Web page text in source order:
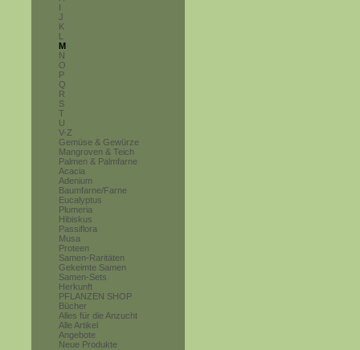
I
J
K
L
M
N
O
P
Q
R
S
T
U
V-Z
Gemüse & Gewürze
Mangroven & Teich
Palmen & Palmfarne
Acacia
Adenium
Baumfarne/Farne
Eucalyptus
Plumeria
Hibiskus
Passiflora
Musa
Proteen
Samen-Raritäten
Gekeimte Samen
Samen-Sets
Herkunft
PFLANZEN SHOP
Bücher
Alles für die Anzucht
Alle Artikel
Angebote
Neue Produkte